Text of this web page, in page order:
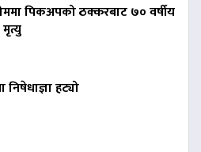
पिकअपको ठक्करबाट ७० वर्षीय
निषेधाज्ञा हट्यो